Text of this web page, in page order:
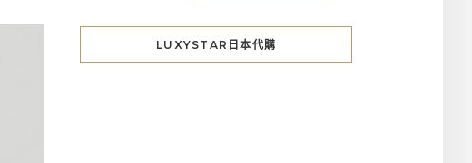
LUXYSTAR日本代購